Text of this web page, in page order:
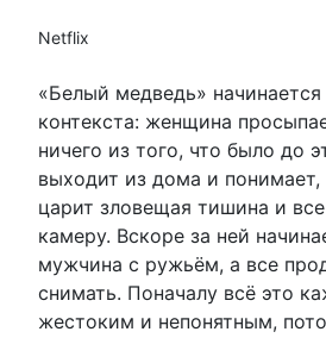
Netflix
«Белый медведь» начинается
контекста: женщина
ничего из того, что было до
выходит из дома и понимает,
царит зловещая тишина и
камеру. Вскоре за ней
мужчина с ружьём, а все
снимать. Поначалу всё это
жестоким и непонятным,